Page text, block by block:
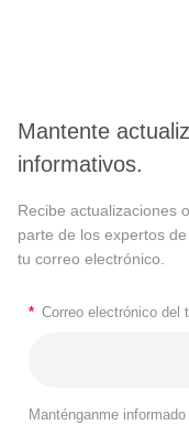
Mantente
informativos.
Recibe actualizaciones
parte de los expertos
tu correo electrónico.
* Correo electrónico del
Manténganme